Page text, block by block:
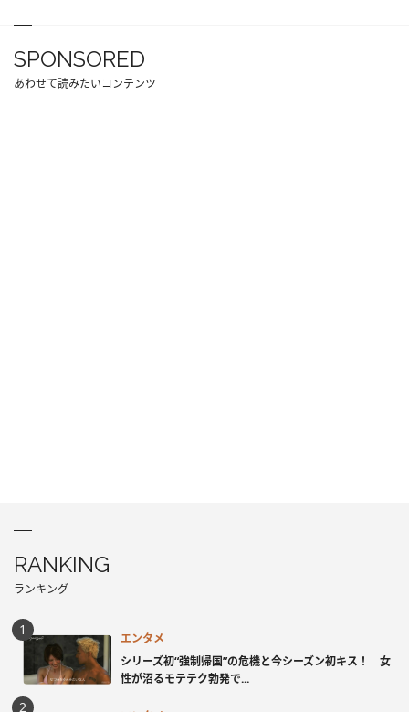
SPONSORED
あわせて読みたいコンテンツ
RANKING
ランキング
エンタメ
シリーズ初“強制帰国”の危機と今シーズン初キス！ 女
性が沼るモテテク勃発で...